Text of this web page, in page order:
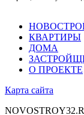
КВАРТИРЫ
ДОМА
О ПРОЕКТЕ
Карта сайта